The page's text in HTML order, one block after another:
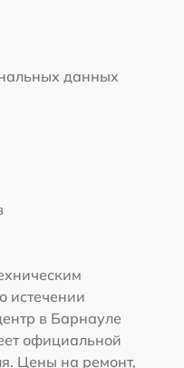
данных
истечении
в Барнауле
официальной
Цены на ремонт,